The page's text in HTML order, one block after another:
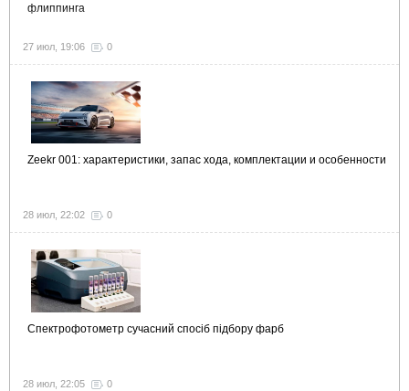
флиппинга
27 июл, 19:06 0
Zeekr 001: характеристики, запас хода, комплектации и особенности
28 июл, 22:02 0
Спектрофотометр сучасний спосіб підбору фарб
28 июл, 22:05 0